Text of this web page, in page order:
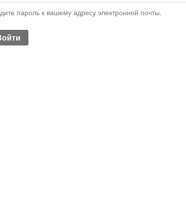
пароль к вашему адресу электронной почты.